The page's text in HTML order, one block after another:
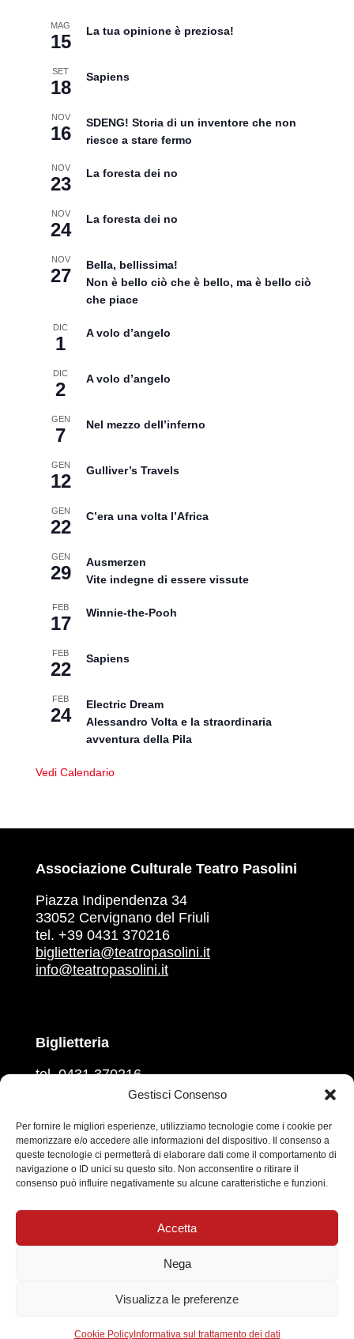
Gestisci Consenso
Per fornire le migliori esperienze, utilizziamo tecnologie come i cookie per
memorizzare e/o accedere alle informazioni del dispositivo. Il consenso a
queste tecnologie ci permetterà di elaborare dati come il comportamento di
navigazione o ID unici su questo sito. Non acconsentire o ritirare il
consenso può influire negativamente su alcune caratteristiche e funzioni.
Accetta
Nega
Visualizza le preferenze
Cookie PolicyInformativa sul trattamento dei dati
MAG
15 La tua opinione è preziosa!
SET
18 Sapiens
NOV
16
SDENG! Storia di un inventore che non
riesce a stare fermo
NOV
23 La foresta dei no
NOV
24 La foresta dei no
NOV
27
Bella, bellissima!
Non è bello ciò che è bello, ma è bello ciò
che piace
DIC
1 A volo d’angelo
DIC
2 A volo d’angelo
GEN
7 Nel mezzo dell’inferno
GEN
12 Gulliver’s Travels
GEN
22 C’era una volta l’Africa
GEN
29
Ausmerzen
Vite indegne di essere vissute
FEB
17 Winnie-the-Pooh
FEB
22 Sapiens
FEB
24
Electric Dream
Alessandro Volta e la straordinaria
avventura della Pila
Vedi Calendario
Associazione Culturale Teatro Pasolini
Piazza Indipendenza 34
33052 Cervignano del Friuli
tel. +39 0431 370216
biglietteria@teatropasolini.it
info@teatropasolini.it
Biglietteria
tel. 0431 370216
martedì, mercoledì, venerdì
giovedì e sabato
ore 10.00 – 12.00
Prevendita sul circuito Vivaticket
Informativa sul trattamento dei dati personali